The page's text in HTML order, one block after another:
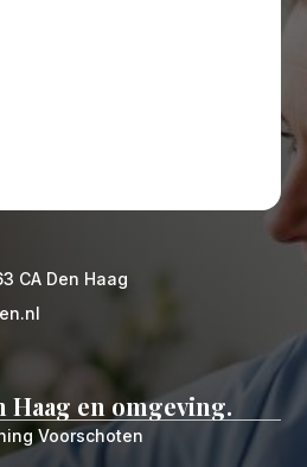
CA Den Haag
Haag en omgeving.
Voorschoten